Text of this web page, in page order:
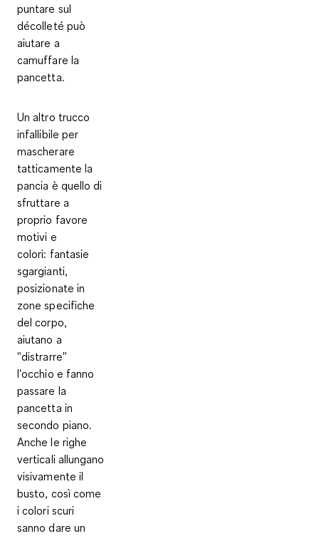
puntare sul
décolleté può
aiutare a
camuffare la
pancetta.
Un altro trucco
infallibile per
mascherare
tatticamente la
pancia è quello di
sfruttare a
proprio favore
motivi e
colori: fantasie
sgargianti,
posizionate in
zone specifiche
del corpo,
aiutano a
"distrarre"
l'occhio e fanno
passare la
pancetta in
secondo piano.
Anche le righe
verticali allungano
visivamente il
busto, così come
i colori scuri
sanno dare un